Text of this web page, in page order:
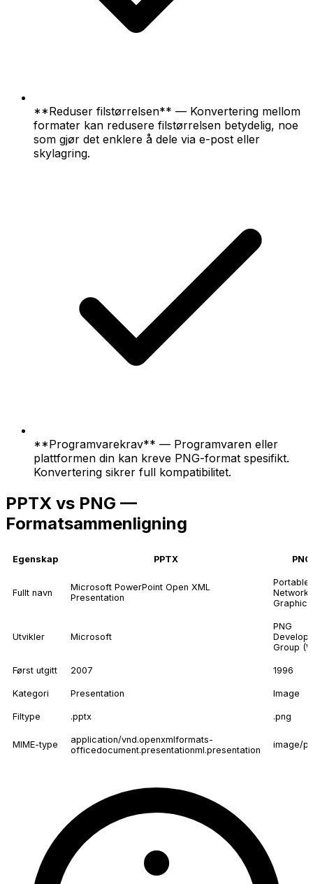
**Reduser filstørrelsen** — Konvertering mellom
formater kan redusere filstørrelsen betydelig, noe
som gjør det enklere å dele via e-post eller
skylagring.
**Programvarekrav** — Programvaren eller
plattformen din kan kreve PNG-format spesifikt.
Konvertering sikrer full kompatibilitet.
PPTX vs PNG —
Formatsammenligning
Egenskap PPTX PNG
Fullt navn
Microsoft PowerPoint Open XML
Presentation
Portable
Network
Graphics
Utvikler Microsoft
PNG
Group
Først utgitt 2007 1996
Kategori Presentation Image
Filtype .pptx .png
MIME-type
application/vnd.openxmlformats-
officedocument.presentationml.presentation
image/